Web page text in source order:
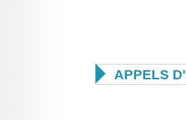
 APPELS